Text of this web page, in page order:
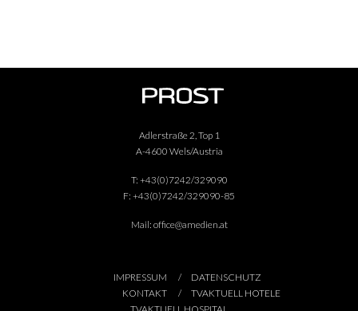
Adlerstraße 2, Top 1
A-4600 Wels/Austria
T: +43(0)7242/329090
F: +43(0)7242/329090-85
Mail: office@amedien.at
IMPRESSUM
DATENSCHUTZ
KONTAKT
TVAKTUELL HOTELE